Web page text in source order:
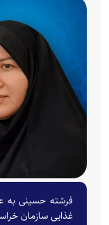
فرشته حسینی به
غذایی سازمان